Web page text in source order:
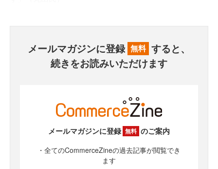
メールマガジンに登録 無料 すると、
続きをお読みいただけます
メールマガジンに登録 無料 のご案内
・全てのCommerceZineの過去記事が閲覧でき
ます